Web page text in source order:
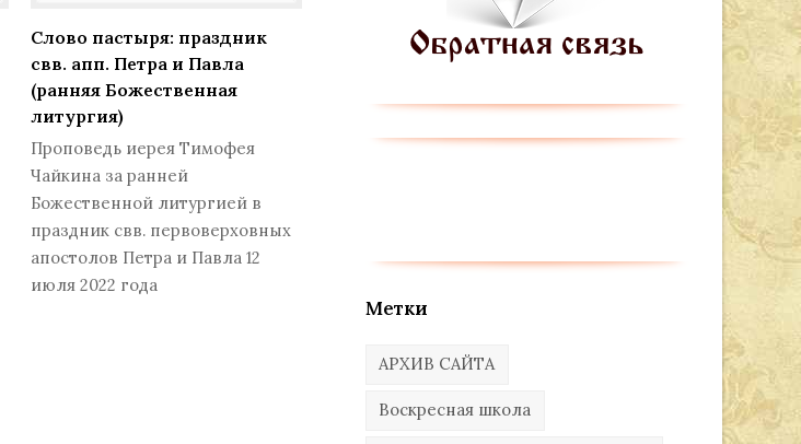
Слово пастыря: праздник
свв. апп. Петра и Павла
(ранняя Божественная
литургия)
Проповедь иерея Тимофея
Чайкина за ранней
Божественной литургией в
праздник свв. первоверховных
апостолов Петра и Павла 12
июля 2022 года
Метки
АРХИВ САЙТА
Воскресная школа